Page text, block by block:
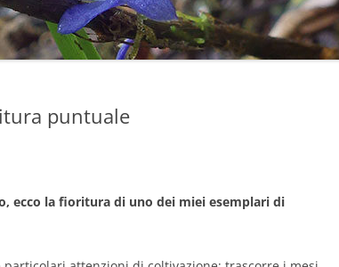
puntuale
ecco la fioritura di uno dei miei esemplari di